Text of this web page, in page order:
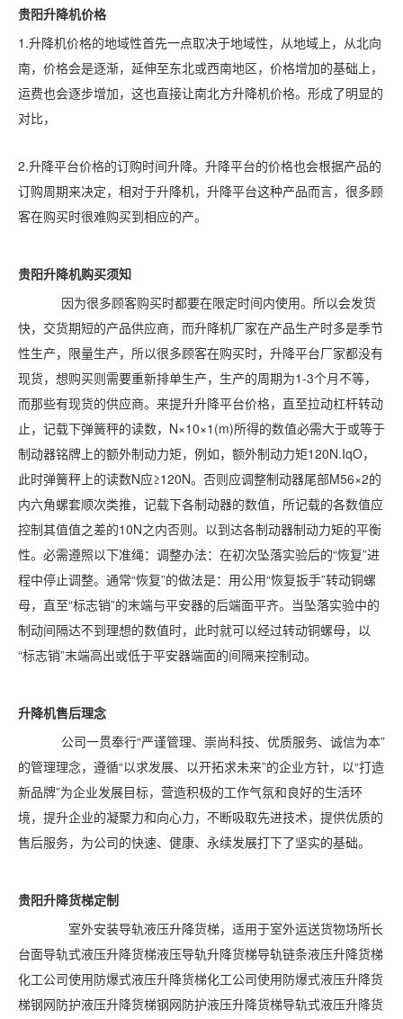
贵阳升降机价格
1.升降机价格的地域性首先一点取决于地域性，从地域上，从北向
南，价格会是逐渐，延伸至东北或西南地区，价格增加的基础上，
运费也会逐步增加，这也直接让南北方升降机价格。形成了明显的
对比，
2.升降平台价格的订购时间升降。升降平台的价格也会根据产品的
订购周期来决定，相对于升降机，升降平台这种产品而言，很多顾
客在购买时很难购买到相应的产。
贵阳升降机购买须知
因为很多顾客购买时都要在限定时间内使用。所以会发货
快，交货期短的产品供应商，而升降机厂家在产品生产时多是季节
性生产，限量生产，所以很多顾客在购买时，升降平台厂家都没有
现货，想购买则需要重新排单生产，生产的周期为1-3个月不等，
而那些有现货的供应商。来提升升降平台价格，直至拉动杠杆转动
止，记载下弹簧秤的读数，N×10×1(m)所得的数值必需大于或等于
制动器铭牌上的额外制动力矩，例如，额外制动力矩120N.IqO，
此时弹簧秤上的读数N应≥120N。否则应调整制动器尾部M56×2的
内六角螺套顺次类推，记载下各制动器的数值，所记载的各数值应
控制其值值之差的10N之内否则。以到达各制动器制动力矩的平衡
性。必需遵照以下准绳：调整办法：在初次坠落实验后的“恢复”进
程中停止调整。通常“恢复”的做法是：用公用“恢复扳手”转动铜螺
母，直至“标志销”的末端与平安器的后端面平齐。当坠落实验中的
制动间隔达不到理想的数值时，此时就可以经过转动铜螺母，以
“标志销”末端高出或低于平安器端面的间隔来控制动。
升降机售后理念
公司一贯奉行“严谨管理、崇尚科技、优质服务、诚信为本”
的管理理念，遵循“以求发展、以开拓求未来”的企业方针，以“打造
新品牌”为企业发展目标，营造积极的工作气氛和良好的生活环
境，提升企业的凝聚力和向心力，不断吸取先进技术，提供优质的
售后服务，为公司的快速、健康、永续发展打下了坚实的基础。
贵阳升降货梯定制
室外安装导轨液压升降货梯，适用于室外运送货物场所长
台面导轨式液压升降货梯液压导轨升降货梯导轨链条液压升降货梯
化工公司使用防爆式液压升降货梯化工公司使用防爆式液压升降货
梯钢网防护液压升降货梯钢网防护液压升降货梯导轨式液压升降货